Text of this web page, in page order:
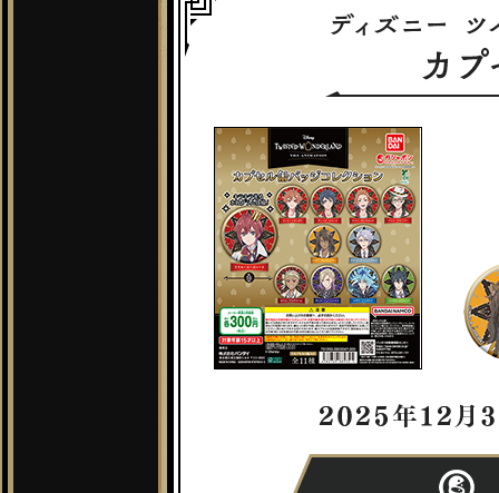
2021.08.02
ニューア
ニューア
2021.06.01
ニューア
2021.05.12
ニューア
2021.04.15
ニューア
2021.03.11
ニューア
2021.02.05
ニューア
2020.12.07
ニューア
2020.11.02
ニューア
2020.10.01
ニューア
2020.09.23
ニューア
9/23